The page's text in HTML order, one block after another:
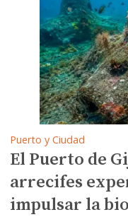
Puerto y Ciudad
El Puerto de
arrecifes
impulsar la